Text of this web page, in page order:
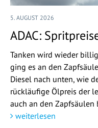
5. AUGUST 2026
ADAC:
Tanken wird wieder
ging es an den
Diesel nach unten, wie
rückläufige Ölpreis der
auch an den Zapfsäulen
weiterlesen